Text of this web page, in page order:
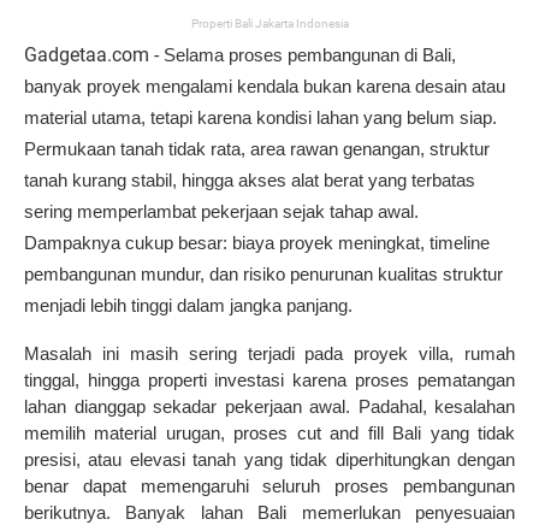
Properti Bali Jakarta Indonesia
Gadgetaa.com - Selama proses pembangunan di Bali,
banyak proyek mengalami kendala bukan karena desain atau
material utama, tetapi karena kondisi lahan yang belum siap.
Permukaan tanah tidak rata, area rawan genangan, struktur
tanah kurang stabil, hingga akses alat berat yang terbatas
sering memperlambat pekerjaan sejak tahap awal.
Dampaknya cukup besar: biaya proyek meningkat, timeline
pembangunan mundur, dan risiko penurunan kualitas struktur
menjadi lebih tinggi dalam jangka panjang.
Masalah ini masih sering terjadi pada proyek villa, rumah
tinggal, hingga properti investasi karena proses pematangan
lahan dianggap sekadar pekerjaan awal. Padahal, kesalahan
memilih material urugan, proses cut and fill Bali yang tidak
presisi, atau elevasi tanah yang tidak diperhitungkan dengan
benar dapat memengaruhi seluruh proses pembangunan
berikutnya. Banyak lahan Bali memerlukan penyesuaian